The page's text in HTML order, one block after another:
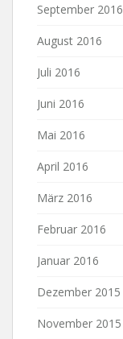
September 2016
August 2016
Juli 2016
Juni 2016
Mai 2016
April 2016
März 2016
Februar 2016
Januar 2016
Dezember 2015
November 2015